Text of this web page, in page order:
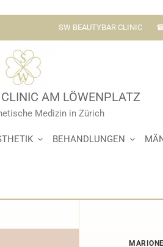
SW BEAUTYBAR CLINIC ☎
AM LÖWENPLATZ
Medizin in Zürich
BEHANDLUNGEN
behandeln: